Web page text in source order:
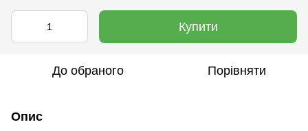
Купити
До обраного Порівняти
Опис